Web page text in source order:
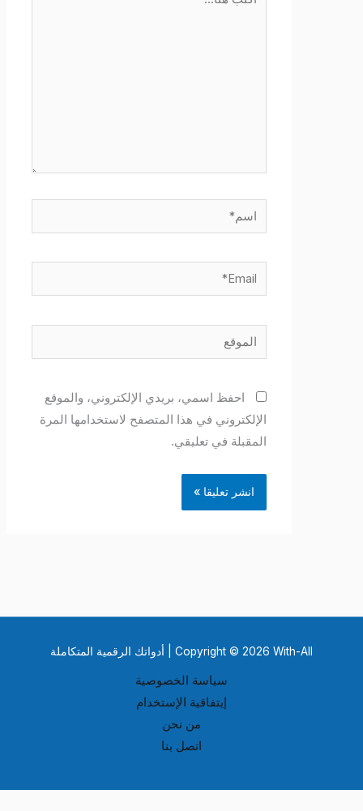
احفظ اسمي، بريدي الإلكتروني، والموقع
الإلكتروني في هذا المتصفح لاستخدامها المرة
المقبلة في تعليقي.
Copyright © 2026 With-All | أدواتك الرقمية المتكاملة
سياسة الخصوصية
إيتفاقية الإستخدام
من نحن
اتصل بنا